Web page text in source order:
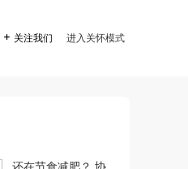
 关注我们 进入关怀模式